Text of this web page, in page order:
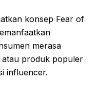
konsep Fear of
merasa
atau produk populer
influencer.